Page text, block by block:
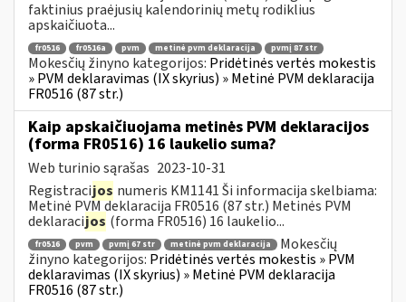
faktinius praėjusių kalendorinių metų rodiklius
apskaičiuota...
fr0516 fr0516a pvm metinė pvm deklaracija pvmį 87 str
Mokesčių žinyno kategorijos: Pridėtinės vertės mokestis
» PVM deklaravimas (IX skyrius) » Metinė PVM deklaracija
FR0516 (87 str.)
Kaip apskaičiuojama metinės PVM deklaracijos
(forma FR0516) 16 laukelio suma?
Web turinio sąrašas 2023-10-31
Registracijos numeris KM1141 Ši informacija skelbiama:
Metinė PVM deklaracija FR0516 (87 str.) Metinės PVM
deklaracijos (forma FR0516) 16 laukelio...
fr0516 pvm pvmį 67 str metinė pvm deklaracija
Mokesčių
žinyno kategorijos: Pridėtinės vertės mokestis » PVM
deklaravimas (IX skyrius) » Metinė PVM deklaracija
FR0516 (87 str.)